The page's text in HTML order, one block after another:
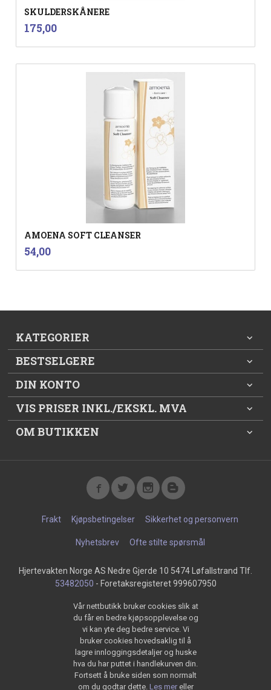
SKULDERSKÅNERE
Pris
175,00
AMOENA SOFT CLEANSER
Pris
54,00
KATEGORIER
BESTSELGERE
DIN KONTO
VIS PRISER INKL./EKSKL. MVA
OM BUTIKKEN
Frakt Kjøpsbetingelser Sikkerhet og personvern
Nyhetsbrev Ofte stilte spørsmål
Hjertevakten Norge AS Nedre Gjerde 10 5474 Løfallstrand Tlf.
53482050 - Foretaksregisteret 999607950
Vår nettbutikk bruker cookies slik at
du får en bedre kjøpsopplevelse og
vi kan yte deg bedre service. Vi
bruker cookies hovedsaklig til å
lagre innloggingsdetaljer og huske
hva du har puttet i handlekurven din.
Fortsett å bruke siden som normalt
om du godtar dette. Les mer eller